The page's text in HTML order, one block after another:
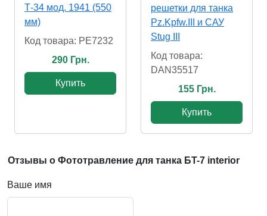
Т-34 мод. 1941 (550
мм)
Код товара: PE7232
290 Грн.
Купить
решетки для танка
Pz.Kpfw.III и САУ
Stug III
Код товара:
DAN35517
155 Грн.
Купить
Отзывы о Фототравление для танка БT-7 interior
Ваше имя